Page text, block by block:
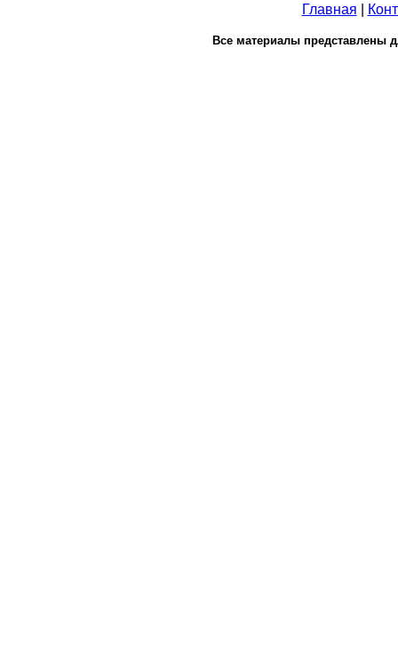
Главная
Все материалы представлены